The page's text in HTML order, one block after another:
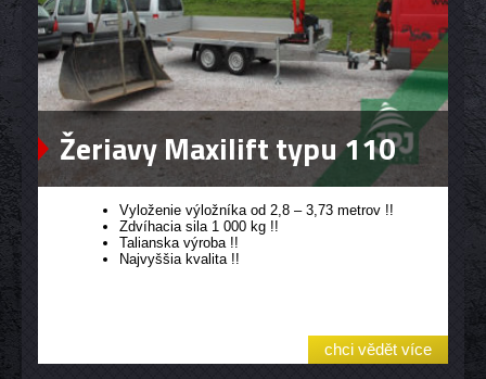
Žeriavy Maxilift typu 110
Vyloženie výložníka od 2,8 – 3,73 metrov !!
Zdvíhacia sila 1 000 kg !!
Talianska výroba !!
Najvyššia kvalita !!
chci vědět více